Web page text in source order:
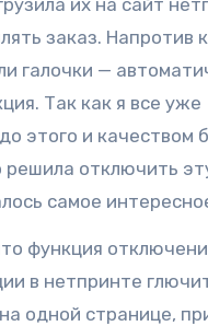
заказ. Напротив
галочки —
Так как я все уже
этого и качеством
решила отключить
самое
функция
в нетпринте
одной странице,